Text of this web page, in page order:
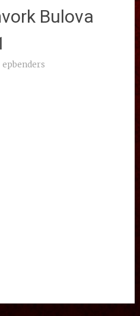
Bulova
epbenders